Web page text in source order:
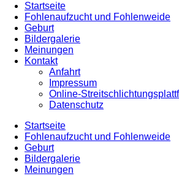
Startseite
Fohlenaufzucht und Fohlenweide
Geburt
Bildergalerie
Meinungen
Kontakt
Anfahrt
Impressum
Online-
Datenschutz
Startseite
Fohlenaufzucht und Fohlenweide
Geburt
Bildergalerie
Meinungen